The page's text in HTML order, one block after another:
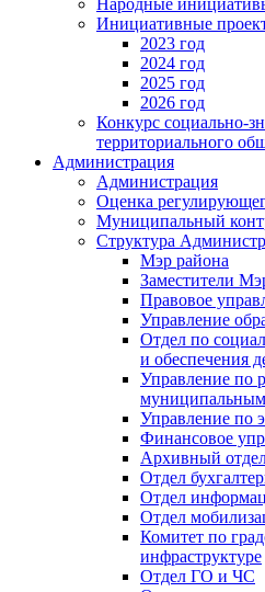
Инициативные
2023 год
2024 год
2025 год
2026 год
Конкурс социально-
территориального
Администрация
Администрация
Оценка
Муниципальный
Структура
Мэр района
Заместители
Правовое
Управление
Отдел по
и обеспечения
Управление по
Управление по
Финансовое
Архивный
Отдел
Отдел
Отдел
Комитет по
инфраструктуре
Отдел ГО и ЧС